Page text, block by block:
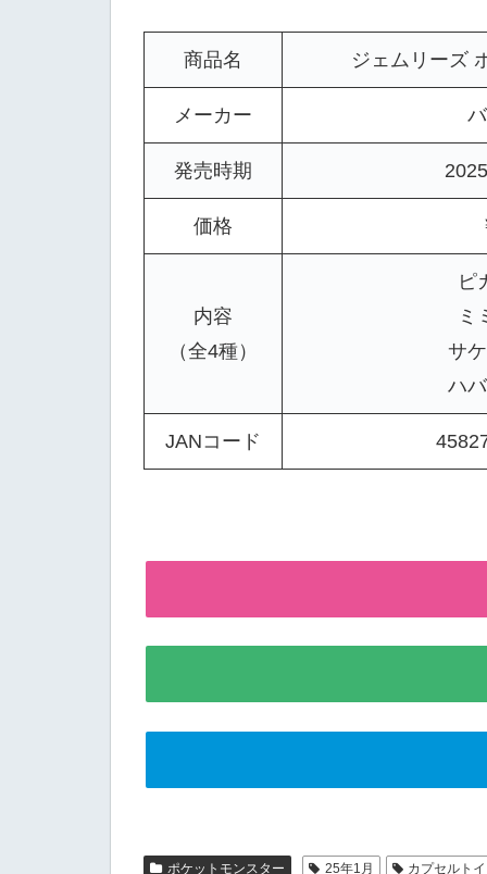
商品名 ジェムリーズ
メーカー
発売時期
価格
内容
（全4種）
ピ
ミ
サ
ハ
JANコード
ポケットモンスター 25年1月 カプセルトイ